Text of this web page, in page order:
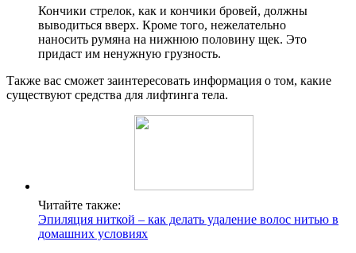
Кончики стрелок, как и кончики бровей, должны
выводиться вверх. Кроме того, нежелательно
наносить румяна на нижнюю половину щек. Это
придаст им ненужную грузность.
Также вас сможет заинтересовать информация о том, какие
существуют средства для лифтинга тела.
Читайте также:
Эпиляция ниткой – как делать удаление волос нитью в
домашних условиях